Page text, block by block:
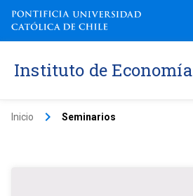
Instituto de Economía
Inicio keyboard_arrow_right Seminarios